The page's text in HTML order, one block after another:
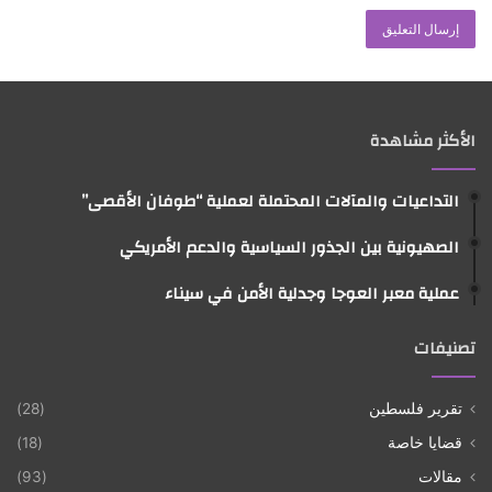
يعتبر مجلس المستوطنات الإسرائيلي في الضفة الغربية
يتفق مع تصريحات قيادة الحكومة الإسرائيلية التي اعتبرت
الاحتلال، حيث يؤكد نتنياهو على أهمية منع قيام الدولة
الفلسطينية التي تهدد وجود الكيان الصهيوني. لكن في
المقابل لا تتفق المعارضة الإسرائيلية مع تلك الإجراءات،
على القضية الفلسطينية، بل يتعلق بتوقيت هذه الإجراءات
وتداعياتها الدولية والقانونية على إسرائيل، حيث تؤكد
الحركات اليسارية في إسرائيل على أن مثل هذه القرارات
لا تتفق مع قوانين الكنيست الإسرائيلي، لأن حكومة نتنياهو
على قطاع غزة.
الموقف الأمريكي
الأكثر مشاهدة
التداعيات والمآلات المحتملة لعملية “طوفان الأقصى”
الصهيونية بين الجذور السياسية والدعم الأمريكي
عملية معبر العوجا وجدلية الأمن في سيناء
تصنيفات
تقرير فلسطين
(28)
قضايا خاصة
(18)
مقالات
(93)